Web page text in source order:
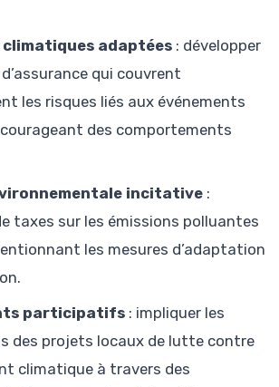
climatiques adaptées : développer
qui couvrent
les risques liés aux événements
des comportements
incitative :
taxes sur les émissions polluantes
les mesures d’adaptation
participatifs : impliquer les
des projets locaux de lutte contre
climatique à travers des